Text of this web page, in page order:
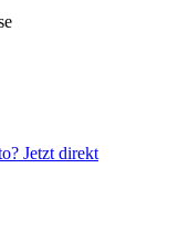
Jetzt direkt